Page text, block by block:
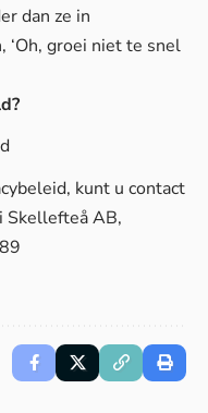
dan ze in
‘Oh, groei niet te snel
kunt u contact
Skellefteå AB,